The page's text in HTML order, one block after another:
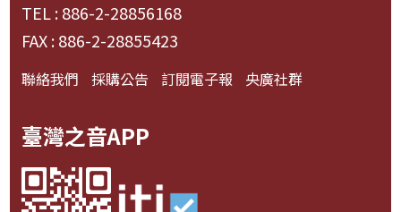
TEL : 886-2-28856168
FAX : 886-2-28855423
聯絡我們 採購公告 訂閱電子報 央廣社群
臺灣之音APP